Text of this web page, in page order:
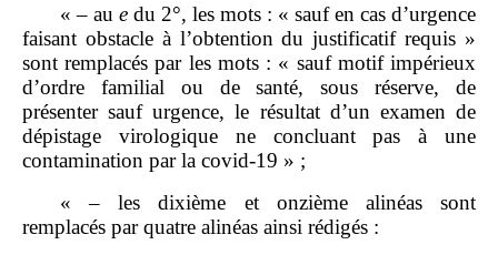
« – au e du 2°, les mots : « sauf en cas d’urgence
faisant obstacle à l’obtention du justificatif requis »
sont remplacés par les mots : « sauf motif impérieux
d’ordre familial ou de santé, sous réserve, de
présenter sauf urgence, le résultat d’un examen de
dépistage virologique ne concluant pas à une
contamination par la covid‑19 » ;
« – les dixième et onzième alinéas sont
remplacés par quatre alinéas ainsi rédigés :